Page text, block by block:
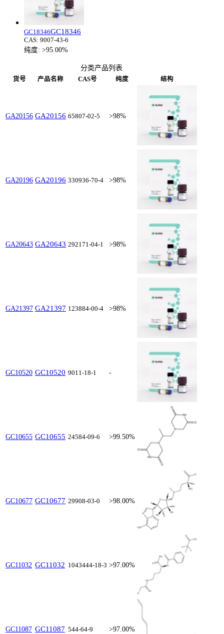
GC18346GC18346
CAS: 9007-43-6
纯度: >95.00%
分类产品列表
货号 产品名称 CAS号 纯度 结构
GA20156 GA20156 65807-02-5 >98%
GA20196 GA20196 330936-70-4 >98%
GA20643 GA20643 292171-04-1 >98%
GA21397 GA21397 123884-00-4 >98%
GC10520 GC10520 9011-18-1 -
GC10655 GC10655 24584-09-6 >99.50%
GC10677 GC10677 29908-03-0 >98.00%
GC11032 GC11032 1043444-18-3 >97.00%
GC11087 GC11087 544-64-9 >97.00%